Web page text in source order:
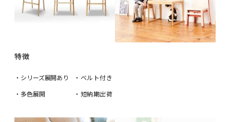
特徴
・シリーズ展開あり
・多色展開
・ベルト付き
・短納期出荷